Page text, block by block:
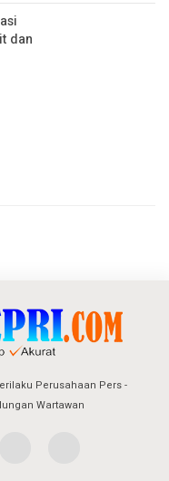
dan
Perusahaan Pers
Wartawan